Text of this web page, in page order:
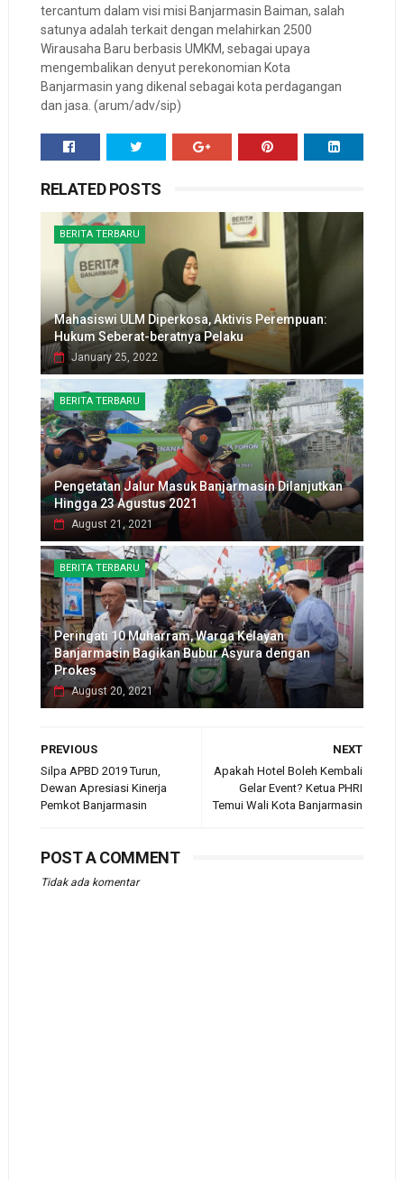
tercantum dalam visi misi Banjarmasin Baiman, salah
satunya adalah terkait dengan melahirkan 2500
Wirausaha Baru berbasis UMKM, sebagai upaya
mengembalikan denyut perekonomian Kota
Banjarmasin yang dikenal sebagai kota perdagangan
dan jasa. (arum/adv/sip)
RELATED POSTS
BERITA TERBARU
Mahasiswi ULM Diperkosa, Aktivis Perempuan:
Hukum Seberat-beratnya Pelaku
January 25, 2022
BERITA TERBARU
Pengetatan Jalur Masuk Banjarmasin Dilanjutkan
Hingga 23 Agustus 2021
August 21, 2021
BERITA TERBARU
Peringati 10 Muharram, Warga Kelayan
Banjarmasin Bagikan Bubur Asyura dengan
Prokes
August 20, 2021
NEXT
Apakah Hotel Boleh Kembali
Gelar Event? Ketua PHRI
Temui Wali Kota Banjarmasin
PREVIOUS
Silpa APBD 2019 Turun,
Dewan Apresiasi Kinerja
Pemkot Banjarmasin
POST A COMMENT
Tidak ada komentar